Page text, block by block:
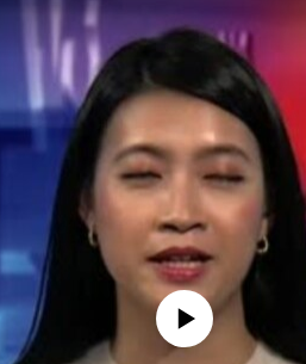
No media source currently